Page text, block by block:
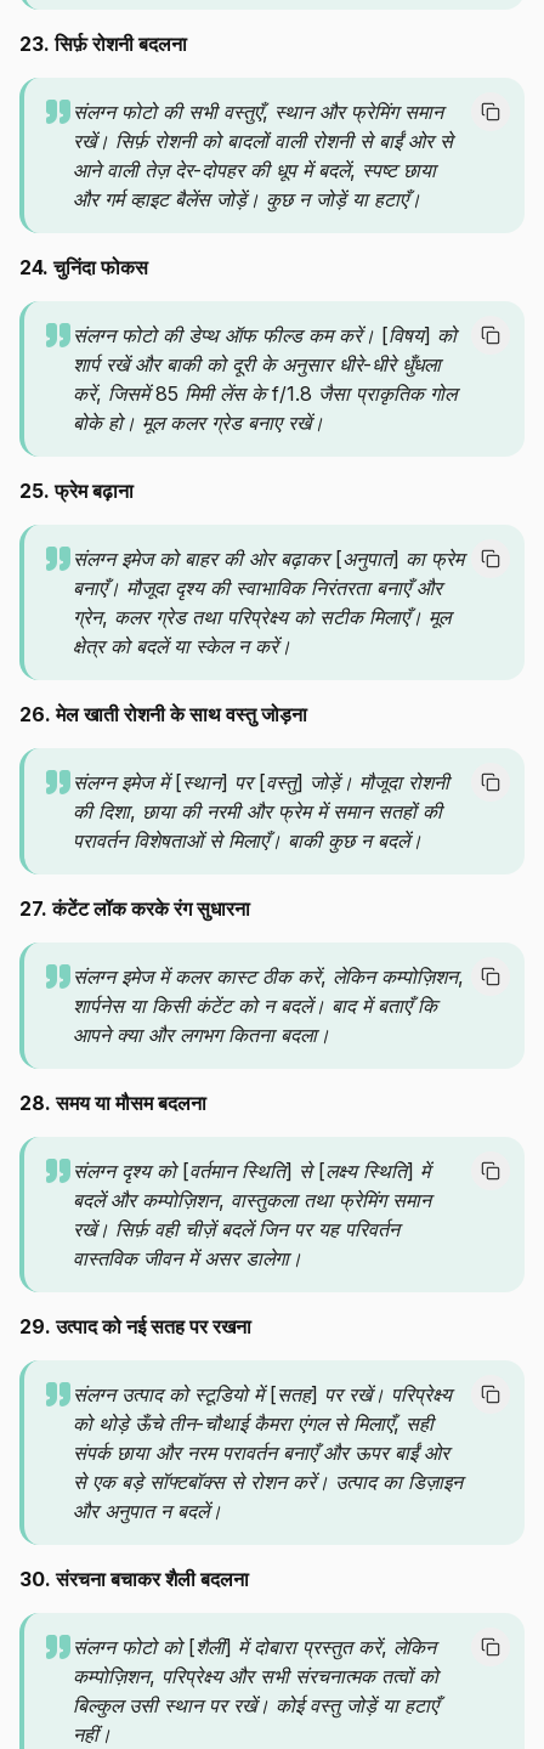
23. सिर्फ़ रोशनी बदलना
संलग्न फोटो की सभी वस्तुएँ, स्थान और फ्रेमिंग समान
रखें। सिर्फ़ रोशनी को बादलों वाली रोशनी से बाईं ओर से
आने वाली तेज़ देर-दोपहर की धूप में बदलें, स्पष्ट छाया
और गर्म व्हाइट बैलेंस जोड़ें। कुछ न जोड़ें या हटाएँ।
24. चुनिंदा फोकस
संलग्न फोटो की डेप्थ ऑफ फील्ड कम करें। [विषय] को
शार्प रखें और बाकी को दूरी के अनुसार धीरे-धीरे धुँधला
करें, जिसमें 85 मिमी लेंस के f/1.8 जैसा प्राकृतिक गोल
बोके हो। मूल कलर ग्रेड बनाए रखें।
25. फ्रेम बढ़ाना
संलग्न इमेज को बाहर की ओर बढ़ाकर [अनुपात] का फ्रेम
बनाएँ। मौजूदा दृश्य की स्वाभाविक निरंतरता बनाएँ और
ग्रेन, कलर ग्रेड तथा परिप्रेक्ष्य को सटीक मिलाएँ। मूल
क्षेत्र को बदलें या स्केल न करें।
26. मेल खाती रोशनी के साथ वस्तु जोड़ना
संलग्न इमेज में [स्थान] पर [वस्तु] जोड़ें। मौजूदा रोशनी
की दिशा, छाया की नरमी और फ्रेम में समान सतहों की
परावर्तन विशेषताओं से मिलाएँ। बाकी कुछ न बदलें।
27. कंटेंट लॉक करके रंग सुधारना
संलग्न इमेज में कलर कास्ट ठीक करें, लेकिन कम्पोज़िशन,
शार्पनेस या किसी कंटेंट को न बदलें। बाद में बताएँ कि
आपने क्या और लगभग कितना बदला।
28. समय या मौसम बदलना
संलग्न दृश्य को [वर्तमान स्थिति] से [लक्ष्य स्थिति] में
बदलें और कम्पोज़िशन, वास्तुकला तथा फ्रेमिंग समान
रखें। सिर्फ़ वही चीज़ें बदलें जिन पर यह परिवर्तन
वास्तविक जीवन में असर डालेगा।
29. उत्पाद को नई सतह पर रखना
संलग्न उत्पाद को स्टूडियो में [सतह] पर रखें। परिप्रेक्ष्य
को थोड़े ऊँचे तीन-चौथाई कैमरा एंगल से मिलाएँ, सही
संपर्क छाया और नरम परावर्तन बनाएँ और ऊपर बाईं ओर
से एक बड़े सॉफ्टबॉक्स से रोशन करें। उत्पाद का डिज़ाइन
और अनुपात न बदलें।
30. संरचना बचाकर शैली बदलना
संलग्न फोटो को [शैली] में दोबारा प्रस्तुत करें, लेकिन
कम्पोज़िशन, परिप्रेक्ष्य और सभी संरचनात्मक तत्वों को
बिल्कुल उसी स्थान पर रखें। कोई वस्तु जोड़ें या हटाएँ
नहीं।